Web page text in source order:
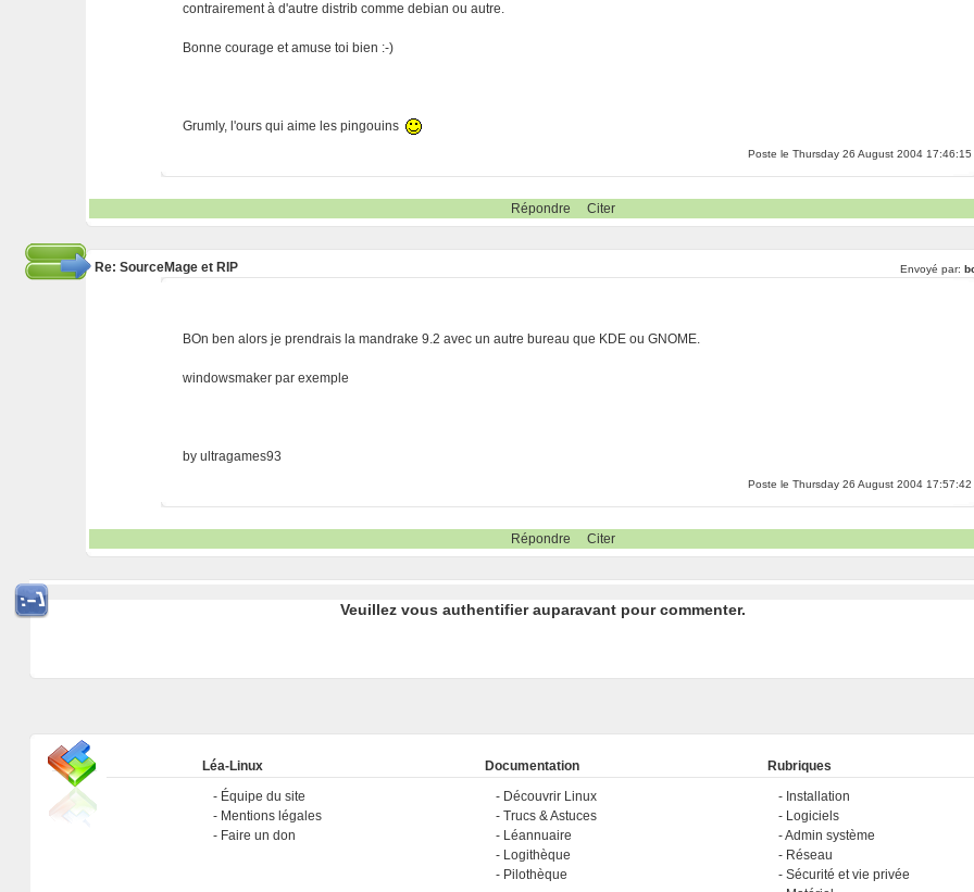
contrairement à d'autre distrib comme debian ou autre.
Bonne courage et amuse toi bien :-)
Grumly, l'ours qui aime les pingouins
Poste le Thursday 26 August 2004 17:46:15
Répondre Citer
Re: SourceMage et RIP Envoyé par:
BOn ben alors je prendrais la mandrake 9.2 avec un autre bureau que KDE ou GNOME.
windowsmaker par exemple
by ultragames93
Poste le Thursday 26 August 2004 17:57:42
Répondre Citer
Veuillez vous authentifier auparavant pour commenter.
Léa-Linux
Équipe du site
Mentions légales
Faire un don
Documentation
Découvrir Linux
Trucs & Astuces
Léannuaire
Logithèque
Pilothèque
Rubriques
Installation
Logiciels
Admin système
Réseau
Sécurité et vie privée